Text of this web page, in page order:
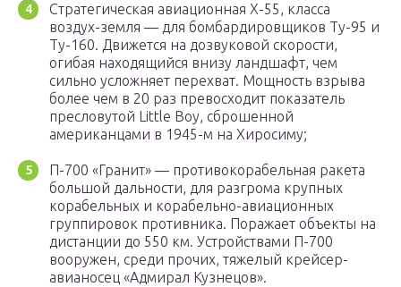
Стратегическая авиационная Х-55, класса
воздух-земля — для бомбардировщиков Ту-95 и
Ту-160. Движется на дозвуковой скорости,
огибая находящийся внизу ландшафт, чем
сильно усложняет перехват. Мощность взрыва
более чем в 20 раз превосходит показатель
пресловутой Little Boy, сброшенной
американцами в 1945-м на Хиросиму;
П-700 «Гранит» — противокорабельная ракета
большой дальности, для разгрома крупных
корабельных и корабельно-авиационных
группировок противника. Поражает объекты на
дистанции до 550 км. Устройствами П-700
вооружен, среди прочих, тяжелый крейсер-
авианосец «Адмирал Кузнецов».